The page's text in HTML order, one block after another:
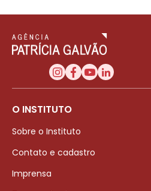
O INSTITUTO
Sobre o Instituto
Contato e cadastro
Imprensa